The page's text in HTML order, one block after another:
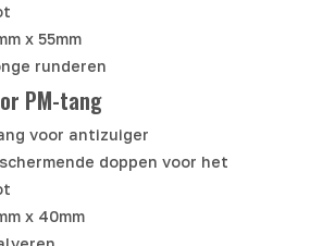
x 55mm
runderen
PM-tang
voor antizuiger
doppen voor het
x 40mm